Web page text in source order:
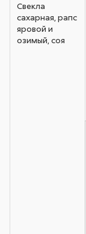
Свекла
сахарная, рапс
яровой и
озимый, соя